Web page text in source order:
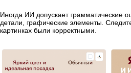
Иногда ИИ допускает грамматические
детали, графические элементы.
картинках были корректными.